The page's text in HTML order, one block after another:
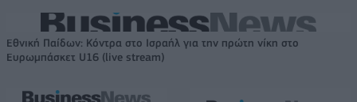
Εθνική Παίδων: Κόντρα στο Ισραήλ για την πρώτη νίκη στο
Ευρωμπάσκετ U16 (live stream)